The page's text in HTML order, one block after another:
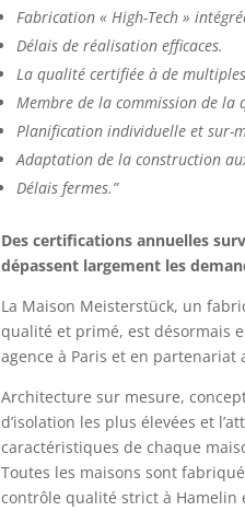
Fabrication « High-Tech »
Délais de réalisation efficaces.
La qualité certifiée à de multiples
Membre de la commission de la
Planification individuelle et sur-
Adaptation de la construction
Délais fermes.”
Des certifications annuelles
dépassent largement les
La Maison Meisterstück, un
qualité et primé, est désormais
agence à Paris et en partenariat
Architecture sur mesure,
d’isolation les plus élevées et
caractéristiques de chaque
Toutes les maisons sont
contrôle qualité strict à Hamelin